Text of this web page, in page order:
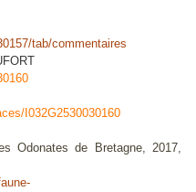
tab/commentaires
I032G2530030160
Odonates de Bretagne, 2017,